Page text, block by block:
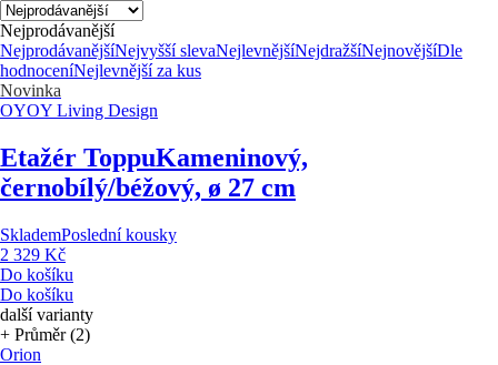
Nejprodávanější
NejprodávanějšíNejvyšší slevaNejlevnějšíNejdražšíNejnovějšíDle
hodnoceníNejlevnější za kus
Novinka
OYOY Living Design
Etažér ToppuKameninový,
černobílý/béžový, ø 27 cm
SklademPoslední kousky
2 329 Kč
Do košíku
Do košíku
další varianty
+ Průměr (2)
Orion